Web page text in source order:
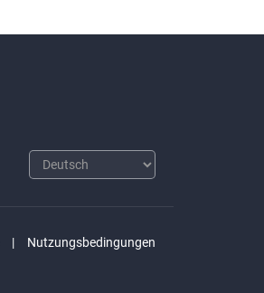
Nutzungsbedingungen